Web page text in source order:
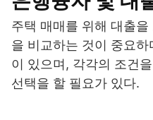
주택 매매를 위해 대출
을 비교하는 것이 중요
이 있으며, 각각의 조건
선택을 할 필요가 있다.